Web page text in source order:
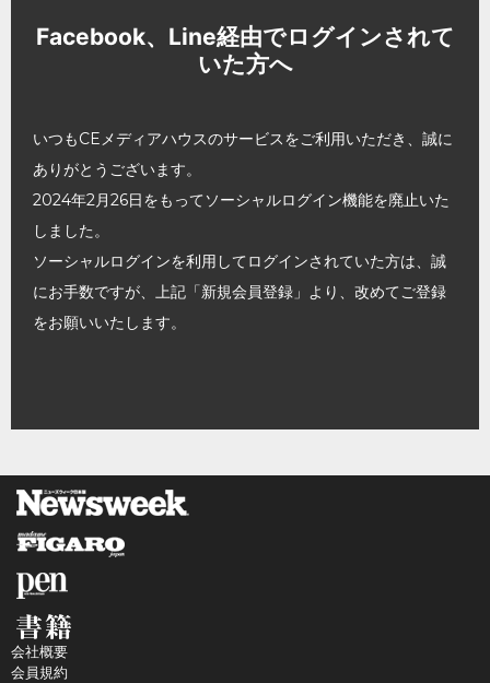
Facebook、Line経由でログインされて
いた方へ
いつもCEメディアハウスのサービスをご利用いただき、誠に
ありがとうございます。
2024年2月26日をもってソーシャルログイン機能を廃止いた
しました。
ソーシャルログインを利用してログインされていた方は、誠
にお手数ですが、上記「新規会員登録」より、改めてご登録
をお願いいたします。
会社概要
会員規約